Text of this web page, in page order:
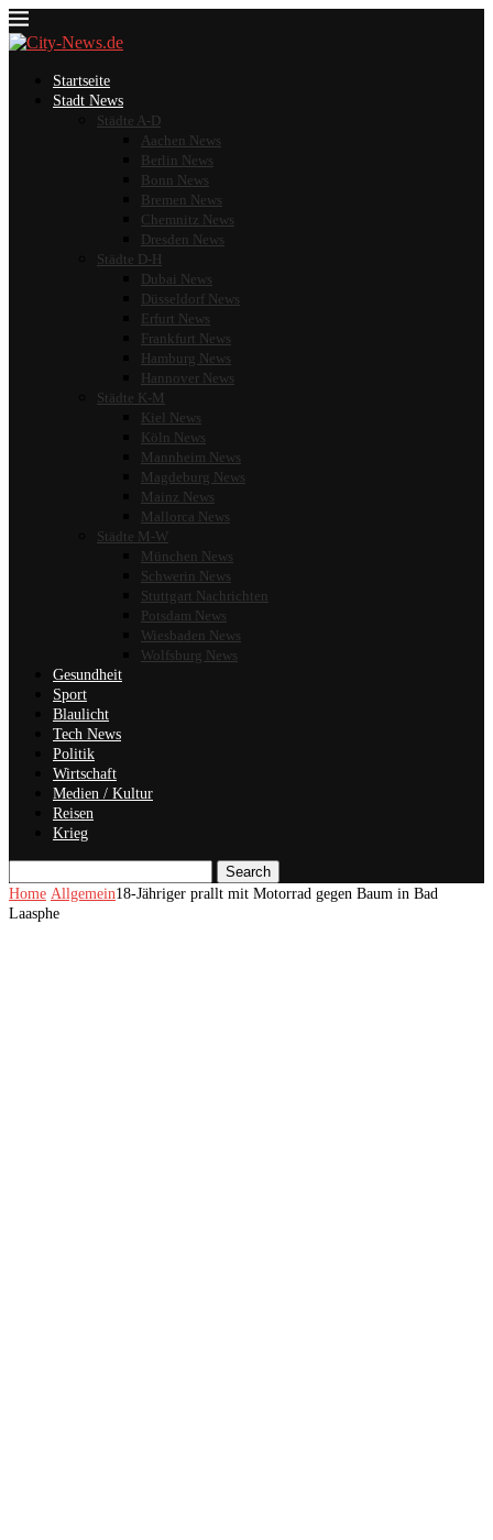
Startseite
Stadt News
Städte A-D
Aachen News
Berlin News
Bonn News
Bremen News
Chemnitz News
Dresden News
Städte D-H
Dubai News
Düsseldorf News
Erfurt News
Frankfurt News
Hamburg News
Hannover News
Städte K-M
Kiel News
Köln News
Mannheim News
Magdeburg News
Mainz News
Mallorca News
Städte M-W
München News
Schwerin News
Stuttgart Nachrichten
Potsdam News
Wiesbaden News
Wolfsburg News
Gesundheit
Sport
Blaulicht
Tech News
Politik
Wirtschaft
Medien / Kultur
Reisen
Krieg
Search
Home Allgemein18-Jähriger prallt mit Motorrad gegen Baum in Bad
Laasphe